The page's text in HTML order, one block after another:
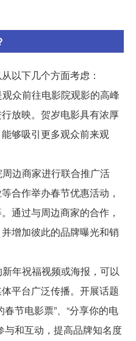
以下几个方面考虑：
众前往电影院观影的高峰
放映。贺岁电影具有浓厚
够吸引更多观众前来观
边商家进行联合推广活
合作举办春节优惠活动，
通过与周边商家的合作，
增加彼此的品牌曝光和销
年祝福视频或海报，可以
平台广泛传播。开展话题
节电影票”、“分享你的电
与和互动，提高品牌知名度